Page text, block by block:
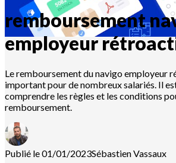
remboursement
employeur
Le remboursement du navigo employeur
important pour de nombreux salariés. Il
comprendre les règles et les conditions
remboursement.
Publié le 01/01/2023SébastienVassaux